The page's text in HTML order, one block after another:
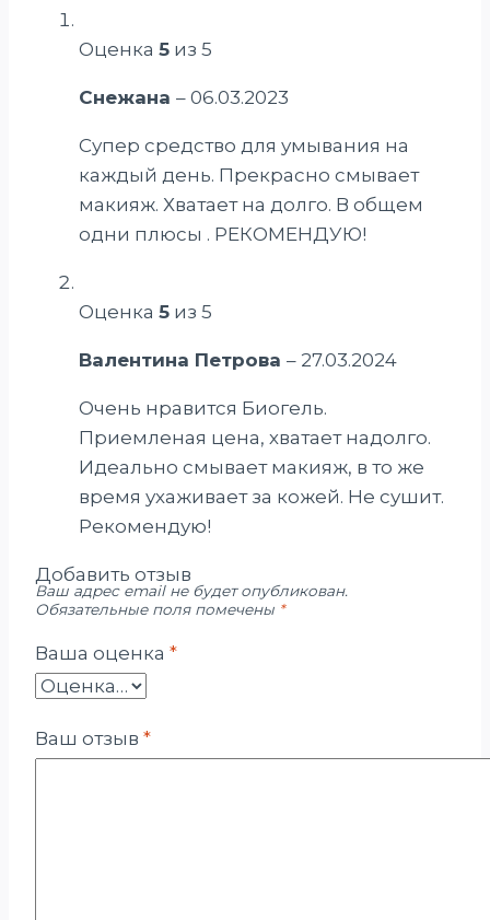
Оценка 5 из 5
Снежана – 06.03.2023
Супер средство для умывания на
каждый день. Прекрасно смывает
макияж. Хватает на долго. В общем
одни плюсы . РЕКОМЕНДУЮ!
Оценка 5 из 5
Валентина Петрова – 27.03.2024
Очень нравится Биогель.
Приемленая цена, хватает надолго.
Идеально смывает макияж, в то же
время ухаживает за кожей. Не сушит.
Рекомендую!
Добавить отзыв
Ваш адрес email не будет опубликован.
Обязательные поля помечены *
Ваша оценка *
Ваш отзыв *